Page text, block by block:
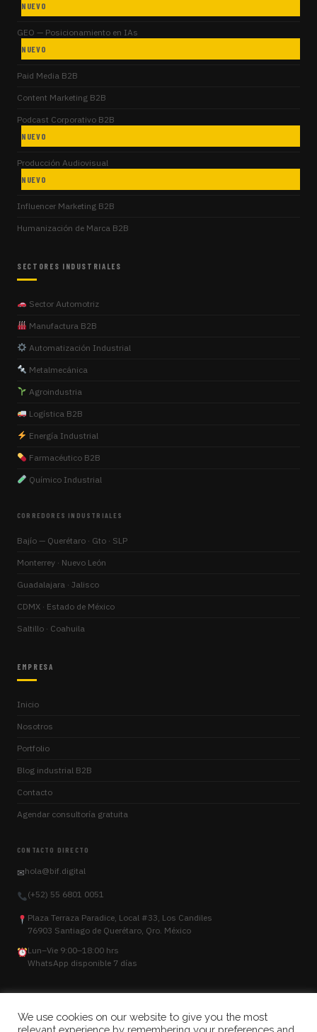
We use cookies on our website to give you the most
relevant experience by remembering your preferences and
NUEVO
GEO — Posicionamiento en IAs
NUEVO
Paid Media B2B
Content Marketing B2B
Podcast Corporativo B2B
NUEVO
Producción Audiovisual
NUEVO
Influencer Marketing B2B
Humanización de Marca B2B
SECTORES INDUSTRIALES
Sector Automotriz
Manufactura B2B
Automatización Industrial
Metalmecánica
Agroindustria
Logística B2B
Energía Industrial
Farmacéutico B2B
Químico Industrial
CORREDORES INDUSTRIALES
Bajío — Querétaro · Gto · SLP
Monterrey · Nuevo León
Guadalajara · Jalisco
CDMX · Estado de México
Saltillo · Coahuila
EMPRESA
Inicio
Nosotros
Portfolio
Blog industrial B2B
Contacto
Agendar consultoría gratuita
CONTACTO DIRECTO
✉hola@bif.digital
(+52) 55 6801 0051
Plaza Terraza Paradice, Local #33, Los Candiles
76903 Santiago de Querétaro, Qro. México
Lun–Vie 9:00–18:00 hrs
WhatsApp disponible 7 días